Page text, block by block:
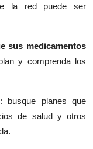
la red puede ser
sus medicamentos
y comprenda los
: busque planes que
de salud y otros